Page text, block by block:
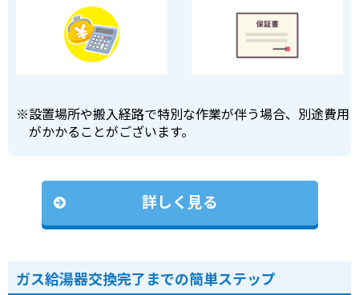
※設置場所や搬入経路で特別な作業が伴う場合、別途費用
がかかることがございます。
詳しく見る
ガス給湯器交換完了までの簡単ステップ